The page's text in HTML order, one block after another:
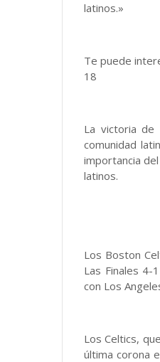
latinos.»
Te puede
18
La victoria
comunidad
importancia
latinos.
Los Boston
Las Finales 4-
con Los
Los Celtics,
última corona